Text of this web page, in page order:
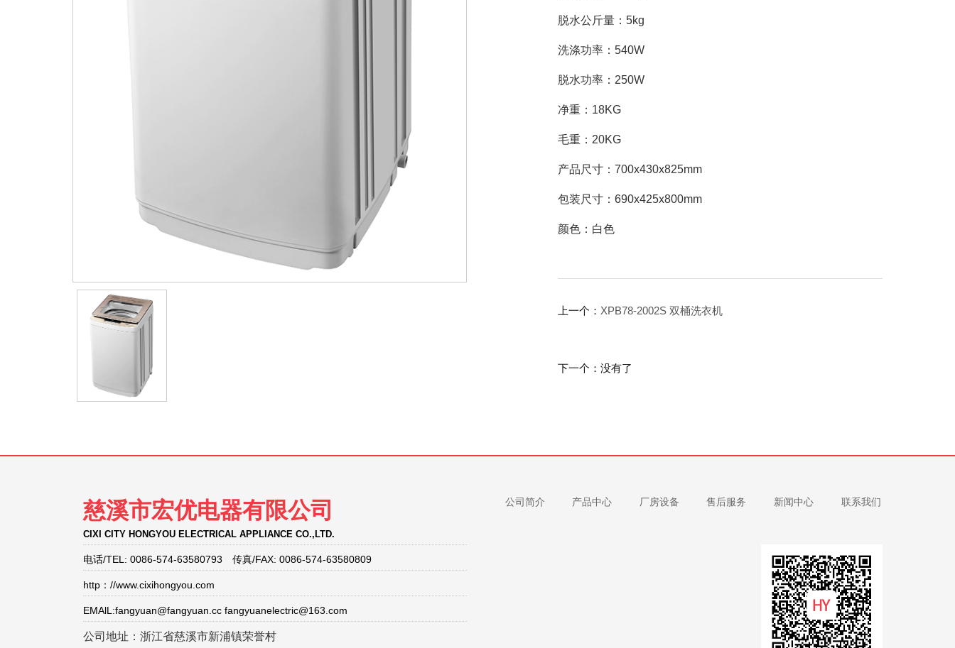
脱水公斤量：5kg
洗涤功率：540W
脱水功率：250W
净重：18KG
毛重：20KG
产品尺寸：700x430x825mm
包装尺寸：690x425x800mm
颜色：白色
上一个： XPB78-2002S 双桶洗衣机
下一个：没有了
慈溪市宏优电器有限公司
CIXI CITY HONGYOU ELECTRICAL APPLIANCE CO.,LTD.
电话/TEL: 0086-574-63580793 传真/FAX: 0086-574-63580809
http：//www.cixihongyou.com
EMAlL:fangyuan@fangyuan.cc fangyuanelectric@163.com
公司地址：浙江省慈溪市新浦镇荣誉村
公司简介 产品中心 厂房设备 售后服务 新闻中心 联系我们